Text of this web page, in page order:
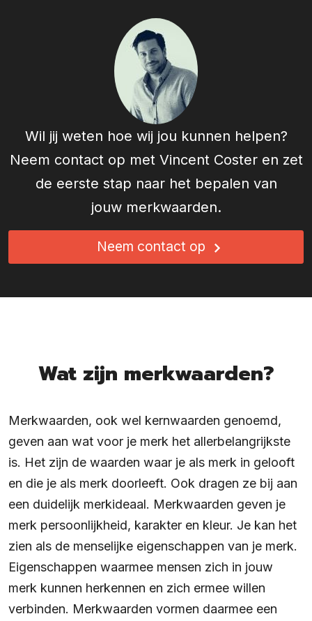
Wil jij weten hoe wij jou kunnen helpen?
Neem contact op met Vincent Costeren zet
de eerste stap naar het bepalen van
jouw merkwaarden.
Neem contact op
Wat zijn merkwaarden?
Merkwaarden, ook wel kernwaarden genoemd,
geven aan wat voor je merk het allerbelangrijkste
is. Het zijn de waarden waar je als merk in gelooft
en die je als merk doorleeft. Ook dragen ze bij aan
een duidelijk merkideaal. Merkwaarden geven je
merk persoonlijkheid, karakter en kleur. Je kan het
zien als de menselijke eigenschappen van je merk.
Eigenschappen waarmee mensen zich in jouw
merk kunnen herkennen en zich ermee willen
verbinden. Merkwaarden vormen daarmee een